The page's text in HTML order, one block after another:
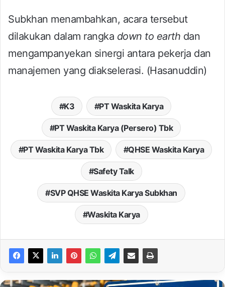
Subkhan menambahkan, acara tersebut
dilakukan dalam rangka down to earth dan
mengampanyekan sinergi antara pekerja dan
manajemen yang diakselerasi. (Hasanuddin)
K3 PT Waskita Karya
PT Waskita Karya (Persero) Tbk
PT Waskita Karya Tbk QHSE Waskita Karya
Safety Talk
SVP QHSE Waskita Karya Subkhan
Waskita Karya